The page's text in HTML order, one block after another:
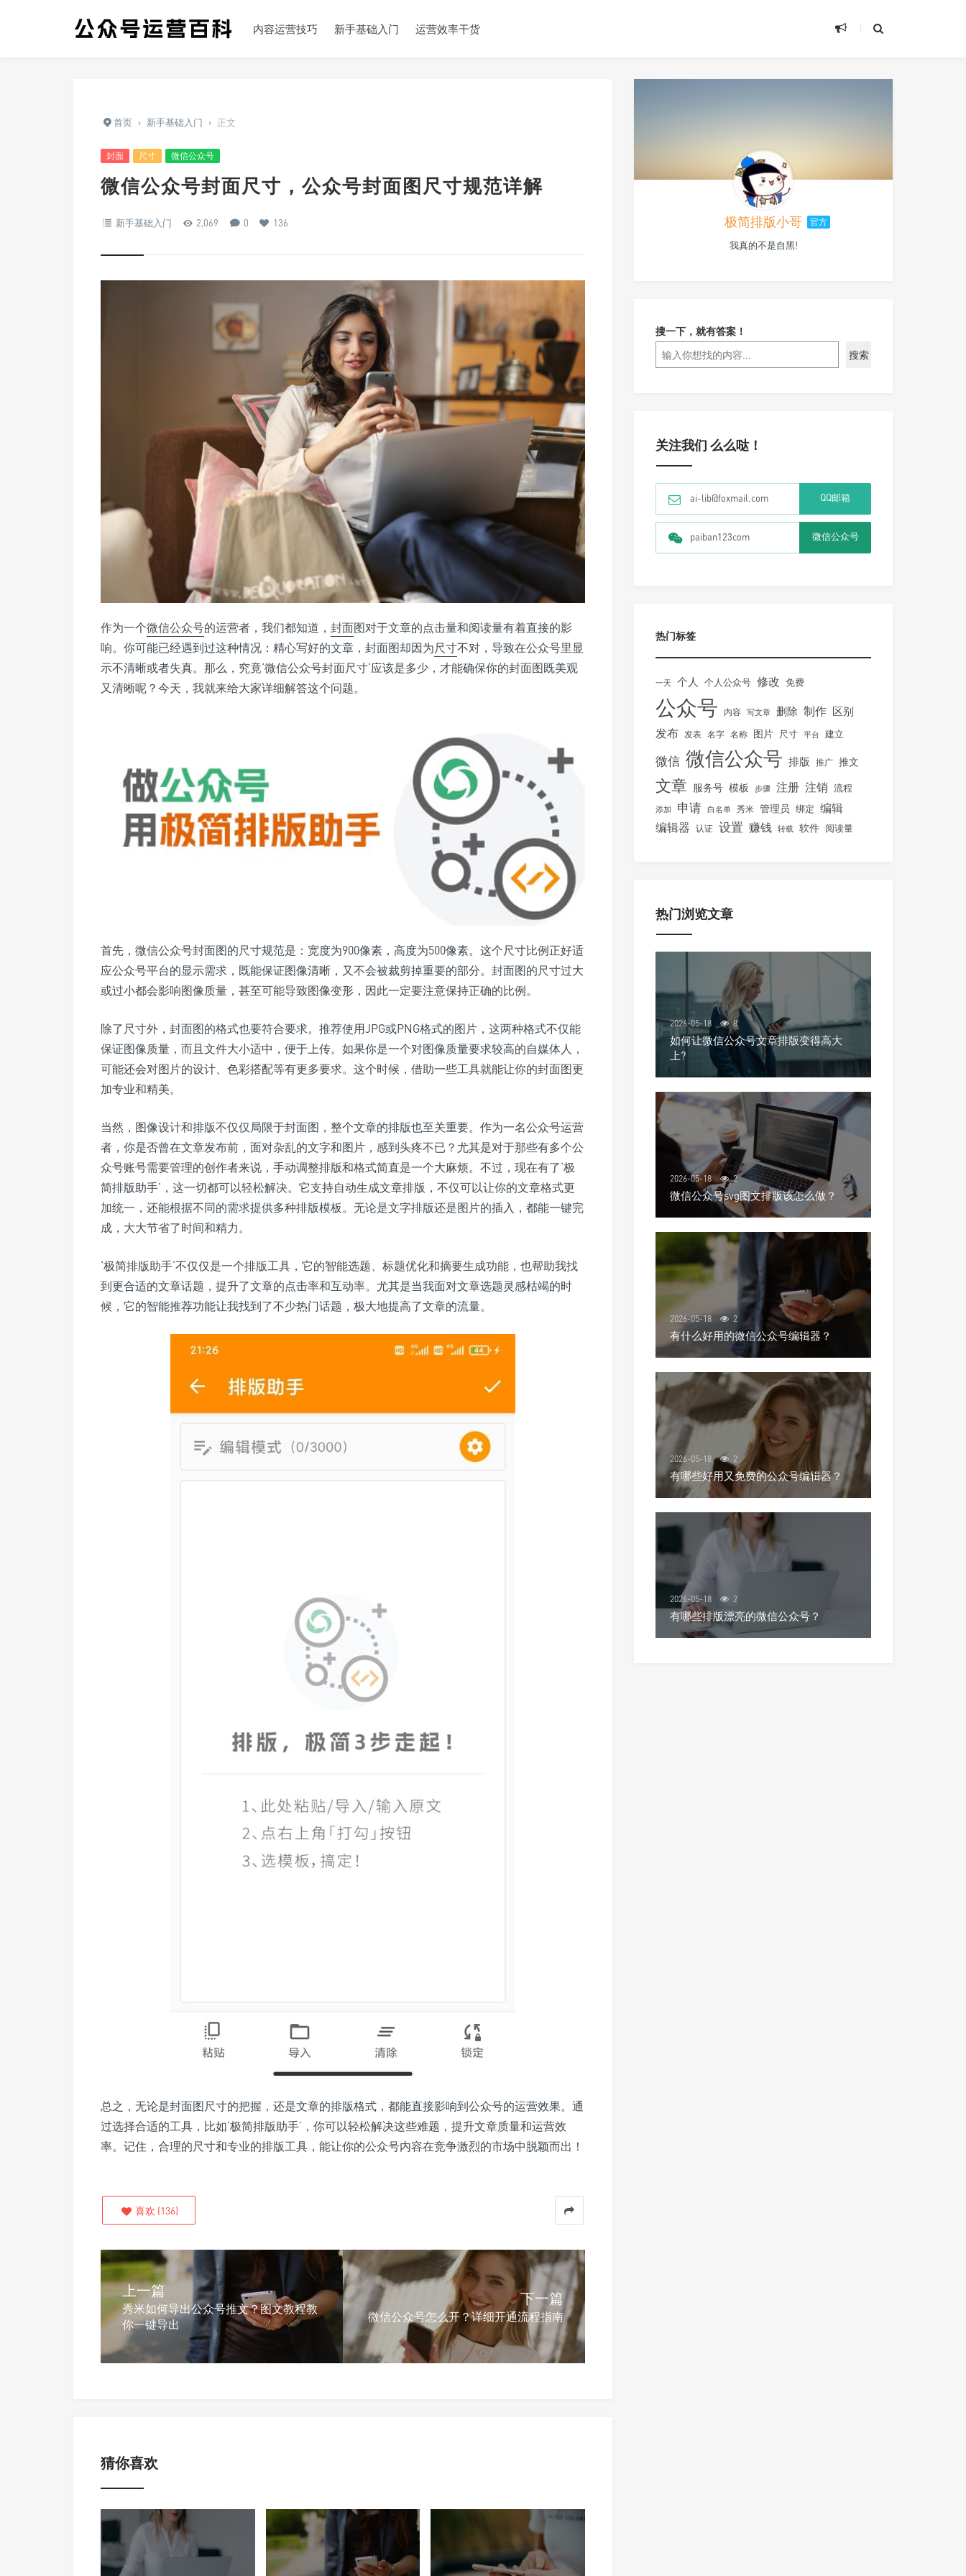
内容运营技巧 新手基础入门 运营效率干货
首页 › 新手基础入门 › 正文
封面 尺寸 微信公众号
微信公众号封面尺寸，公众号封面图尺寸规范详解
新手基础入门 2,069 0 136
作为一个微信公众号的运营者，我们都知道， 封面图对于文章的点击量和阅读量有着直接的影
响。你可能已经遇到过这种情况：精心写好的文章，封面图却因为尺寸不对，导致在公众号里显
示不清晰或者失真。那么，究竟‘微信公众号封面尺寸’应该是多少，才能确保你的封面图既美观
又清晰呢？今天，我就来给大家详细解答这个问题。
首先，微信公众号封面图的尺寸规范是：宽度为900像素，高度为500像素。这个尺寸比例正好适
应公众号平台的显示需求，既能保证图像清晰，又不会被裁剪掉重要的部分。封面图的尺寸过大
或过小都会影响图像质量，甚至可能导致图像变形，因此一定要注意保持正确的比例。
除了尺寸外，封面图的格式也要符合要求。推荐使用JPG或PNG格式的图片，这两种格式不仅能
保证图像质量，而且文件大小适中，便于上传。如果你是一个对图像质量要求较高的自媒体人，
可能还会对图片的设计、色彩搭配等有更多要求。这个时候，借助一些工具就能让你的封面图更
加专业和精美。
当然，图像设计和排版不仅仅局限于封面图，整个文章的排版也至关重要。作为一名公众号运营
者，你是否曾在文章发布前，面对杂乱的文字和图片，感到头疼不已？尤其是对于那些有多个公
众号账号需要管理的创作者来说，手动调整排版和格式简直是一个大麻烦。不过，现在有了‘极
简排版助手’，这一切都可以轻松解决。它支持自动生成文章排版，不仅可以让你的文章格式更
加统一，还能根据不同的需求提供多种排版模板。无论是文字排版还是图片的插入，都能一键完
成，大大节省了时间和精力。
‘极简排版助手’不仅仅是一个排版工具，它的智能选题、标题优化和摘要生成功能，也帮助我找
到更合适的文章话题，提升了文章的点击率和互动率。尤其是当我面对文章选题灵感枯竭的时
候，它的智能推荐功能让我找到了不少热门话题，极大地提高了文章的流量。
总之，无论是封面图尺寸的把握，还是文章的排版格式，都能直接影响到公众号的运营效果。通
过选择合适的工具，比如‘极简排版助手’，你可以轻松解决这些难题，提升文章质量和运营效
率。记住，合理的尺寸和专业的排版工具，能让你的公众号内容在竞争激烈的市场中脱颖而出！
喜欢 (136)
上一篇
秀米如何导出公众号推文？图文教程教
你一键导出
下一篇
微信公众号怎么开？详细开通流程指南
猜你喜欢
极简排版小哥 官方
我真的不是自黑!
搜一下，就有答案！
搜索
关注我们 么么哒！
ai-lib@foxmail.com QQ邮箱
paiban123com 微信公众号
热门标签
一天 个人 个人公众号 修改 免费
公众号 内容 写文章 删除 制作 区别
发布 发表 名字 名称 图片 尺寸 平台 建立
微信 微信公众号 排版 推广 推文
文章 服务号 模板 步骤 注册 注销 流程
添加 申请 白名单 秀米 管理员 绑定 编辑
编辑器
认证 设置 赚钱 转载 软件 阅读量
热门浏览文章
2026-05-18 8
如何让微信公众号文章排版变得高大
上?
2026-05-18 2
微信公众号svg图文排版该怎么做？
2026-05-18 2
有什么好用的微信公众号编辑器？
2026-05-18 2
有哪些好用又免费的公众号编辑器？
2026-05-18 2
有哪些排版漂亮的微信公众号？